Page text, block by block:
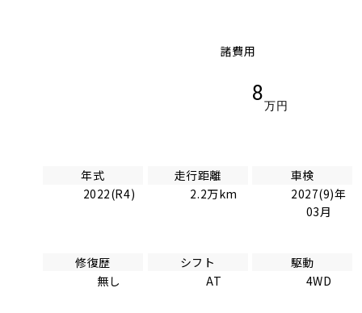
諸費用
8
万円
年式
2022(R4)
走行距離
2.2万km
車検
2027(9)年
03月
修復歴
無し
シフト
AT
駆動
4WD